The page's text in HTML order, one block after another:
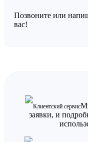
Позвоните или
вас!
Клиентский сервис
заявки, и